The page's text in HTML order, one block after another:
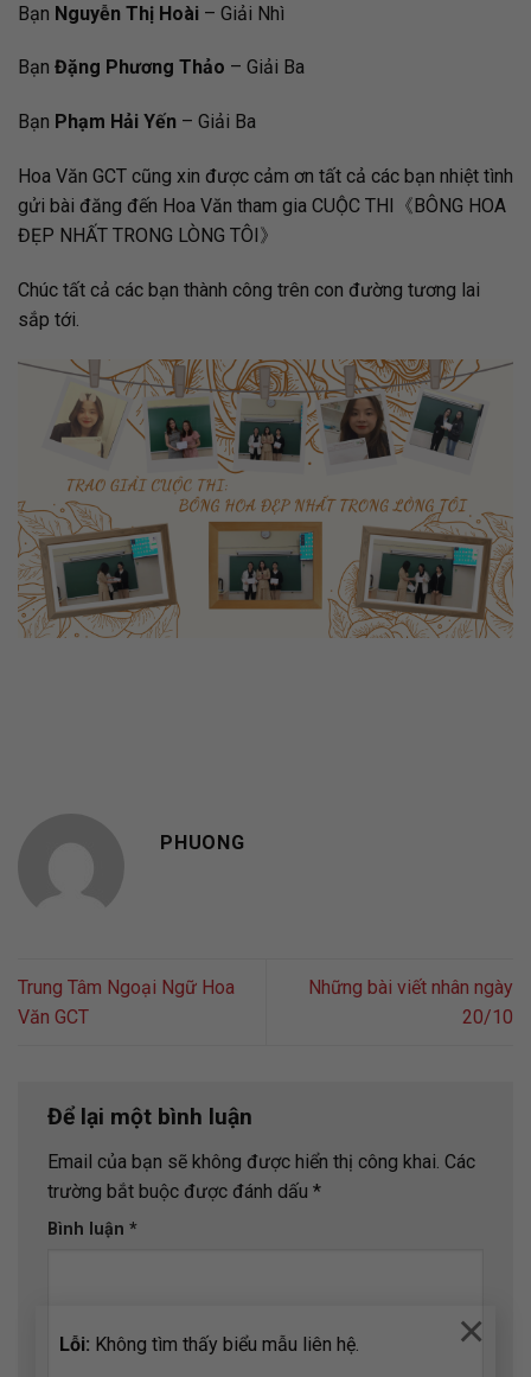
Lỗi: Không tìm thấy biểu mẫu liên hệ. ×
Bạn Nguyễn Thị Hoài – Giải Nhì
Bạn Đặng Phương Thảo – Giải Ba
Bạn Phạm Hải Yến – Giải Ba
Hoa Văn GCT cũng xin được cảm ơn tất cả các bạn nhiệt tình
gửi bài đăng đến Hoa Văn tham gia CUỘC THI《BÔNG HOA
ĐẸP NHẤT TRONG LÒNG TÔI》
Chúc tất cả các bạn thành công trên con đường tương lai
sắp tới.
PHUONG
Trung Tâm Ngoại Ngữ Hoa
Văn GCT
Những bài viết nhân ngày
20/10
Để lại một bình luận
Email của bạn sẽ không được hiển thị công khai. Các
trường bắt buộc được đánh dấu *
Bình luận *